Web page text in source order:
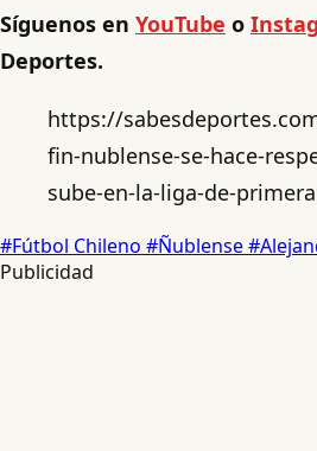
Síguenos en YouTube o
Deportes.
https://
fin-nublense-se-hace-
sube-en-la-liga-de-primera
#Fútbol Chileno #Ñublense
Publicidad